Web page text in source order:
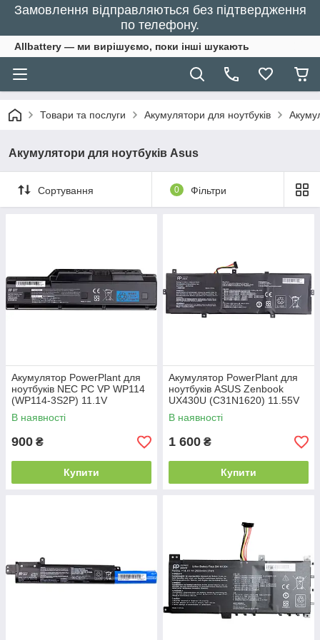
Замовлення відправляються без підтвердження
по телефону.
Allbattery — ми вирішуємо, поки інші шукають
Товари та послуги Акумулятори для ноутбуків
Акумулятори для ноутбуків Asus
Сортування 0 Фільтри
Акумулятор PowerPlant для
ноутбуків NEC PC VP WP114
(WP114-3S2P) 11.1V
4400mAh
В наявності
900 ₴
Купити
Акумулятор PowerPlant для
ноутбуків ASUS Zenbook
UX430U (C31N1620) 11.55V
3400mAh
В наявності
1 600 ₴
Купити